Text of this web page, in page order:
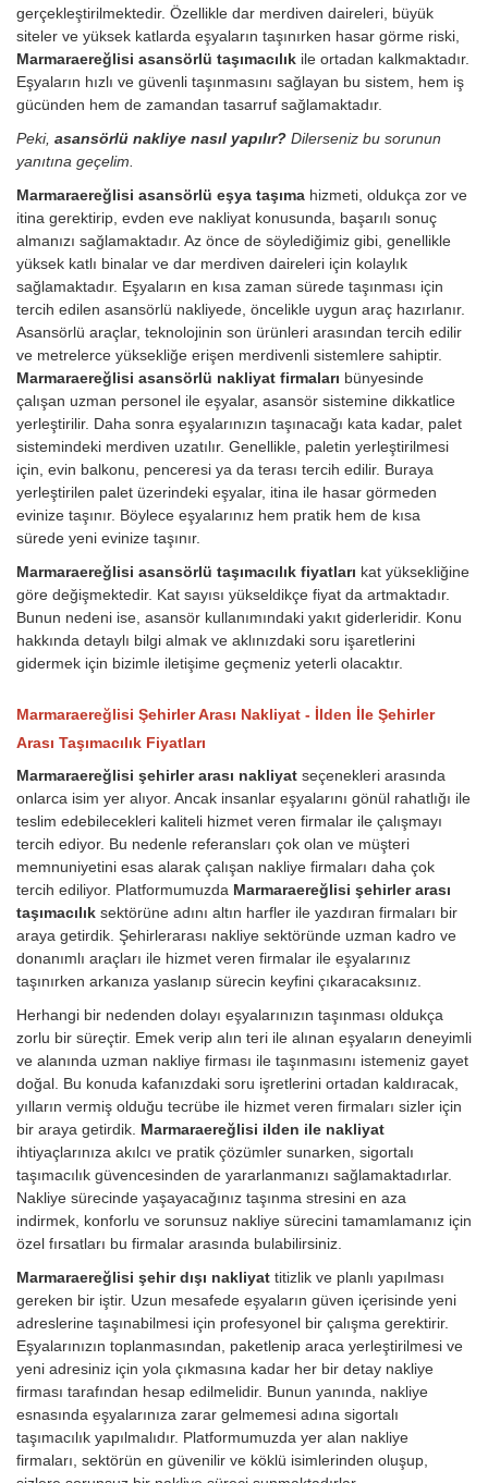
gerçekleştirilmektedir. Özellikle dar merdiven daireleri, büyük
siteler ve yüksek katlarda eşyaların taşınırken hasar görme riski,
Marmaraereğlisi asansörlü taşımacılık ile ortadan kalkmaktadır.
Eşyaların hızlı ve güvenli taşınmasını sağlayan bu sistem, hem iş
gücünden hem de zamandan tasarruf sağlamaktadır.
Peki, asansörlü nakliye nasıl yapılır? Dilerseniz bu sorunun
yanıtına geçelim.
Marmaraereğlisi asansörlü eşya taşıma hizmeti, oldukça zor ve
itina gerektirip, evden eve nakliyat konusunda, başarılı sonuç
almanızı sağlamaktadır. Az önce de söylediğimiz gibi, genellikle
yüksek katlı binalar ve dar merdiven daireleri için kolaylık
sağlamaktadır. Eşyaların en kısa zaman sürede taşınması için
tercih edilen asansörlü nakliyede, öncelikle uygun araç hazırlanır.
Asansörlü araçlar, teknolojinin son ürünleri arasından tercih edilir
ve metrelerce yüksekliğe erişen merdivenli sistemlere sahiptir.
Marmaraereğlisi asansörlü nakliyat firmaları bünyesinde
çalışan uzman personel ile eşyalar, asansör sistemine dikkatlice
yerleştirilir. Daha sonra eşyalarınızın taşınacağı kata kadar, palet
sistemindeki merdiven uzatılır. Genellikle, paletin yerleştirilmesi
için, evin balkonu, penceresi ya da terası tercih edilir. Buraya
yerleştirilen palet üzerindeki eşyalar, itina ile hasar görmeden
evinize taşınır. Böylece eşyalarınız hem pratik hem de kısa
sürede yeni evinize taşınır.
Marmaraereğlisi asansörlü taşımacılık fiyatları kat yüksekliğine
göre değişmektedir. Kat sayısı yükseldikçe fiyat da artmaktadır.
Bunun nedeni ise, asansör kullanımındaki yakıt giderleridir. Konu
hakkında detaylı bilgi almak ve aklınızdaki soru işaretlerini
gidermek için bizimle iletişime geçmeniz yeterli olacaktır.
Marmaraereğlisi Şehirler Arası Nakliyat - İlden İle Şehirler
Arası Taşımacılık Fiyatları
Marmaraereğlisi şehirler arası nakliyat seçenekleri arasında
onlarca isim yer alıyor. Ancak insanlar eşyalarını gönül rahatlığı ile
teslim edebilecekleri kaliteli hizmet veren firmalar ile çalışmayı
tercih ediyor. Bu nedenle referansları çok olan ve müşteri
memnuniyetini esas alarak çalışan nakliye firmaları daha çok
tercih ediliyor. Platformumuzda Marmaraereğlisi şehirler arası
taşımacılık sektörüne adını altın harfler ile yazdıran firmaları bir
araya getirdik. Şehirlerarası nakliye sektöründe uzman kadro ve
donanımlı araçları ile hizmet veren firmalar ile eşyalarınız
taşınırken arkanıza yaslanıp sürecin keyfini çıkaracaksınız.
Herhangi bir nedenden dolayı eşyalarınızın taşınması oldukça
zorlu bir süreçtir. Emek verip alın teri ile alınan eşyaların deneyimli
ve alanında uzman nakliye firması ile taşınmasını istemeniz gayet
doğal. Bu konuda kafanızdaki soru işretlerini ortadan kaldıracak,
yılların vermiş olduğu tecrübe ile hizmet veren firmaları sizler için
bir araya getirdik. Marmaraereğlisi ilden ile nakliyat
ihtiyaçlarınıza akılcı ve pratik çözümler sunarken, sigortalı
taşımacılık güvencesinden de yararlanmanızı sağlamaktadırlar.
Nakliye sürecinde yaşayacağınız taşınma stresini en aza
indirmek, konforlu ve sorunsuz nakliye sürecini tamamlamanız için
özel fırsatları bu firmalar arasında bulabilirsiniz.
Marmaraereğlisi şehir dışı nakliyat titizlik ve planlı yapılması
gereken bir iştir. Uzun mesafede eşyaların güven içerisinde yeni
adreslerine taşınabilmesi için profesyonel bir çalışma gerektirir.
Eşyalarınızın toplanmasından, paketlenip araca yerleştirilmesi ve
yeni adresiniz için yola çıkmasına kadar her bir detay nakliye
firması tarafından hesap edilmelidir. Bunun yanında, nakliye
esnasında eşyalarınıza zarar gelmemesi adına sigortalı
taşımacılık yapılmalıdır. Platformumuzda yer alan nakliye
firmaları, sektörün en güvenilir ve köklü isimlerinden oluşup,